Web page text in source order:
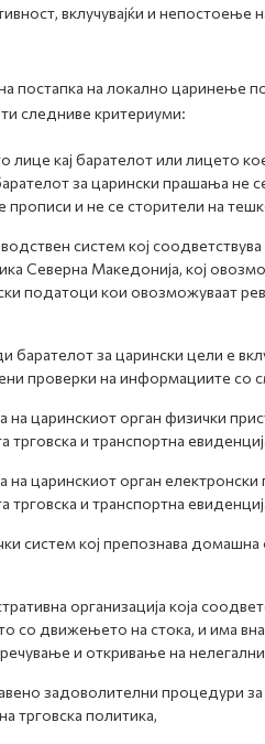
вклучувајќи и
постапка на локално царинење
следниве критериуми:
лице кај барателот или лицето
за царински прашања не
прописи и не се сторители на
систем кој
Северна Македонија, кој
податоци кои овозможуваат
барателот за царински цели е
проверки на информациите со
на царинскиот орган физички
и транспортна
на царинскиот орган
и транспортна
систем кој препознава домашна
организација која
со движењето на стока, и има
и откривање на
задоволителни процедури
трговска политика,